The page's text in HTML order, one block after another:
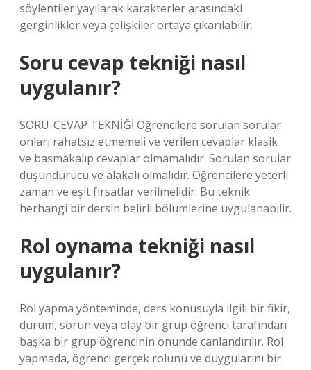
söylentiler yayılarak karakterler arasındaki
gerginlikler veya çelişkiler ortaya çıkarılabilir.
Soru cevap tekniği nasıl
uygulanır?
SORU-CEVAP TEKNİĞİ Öğrencilere sorulan sorular
onları rahatsız etmemeli ve verilen cevaplar klasik
ve basmakalıp cevaplar olmamalıdır. Sorulan sorular
düşündürücü ve alakalı olmalıdır. Öğrencilere yeterli
zaman ve eşit fırsatlar verilmelidir. Bu teknik
herhangi bir dersin belirli bölümlerine uygulanabilir.
Rol oynama tekniği nasıl
uygulanır?
Rol yapma yönteminde, ders konusuyla ilgili bir fikir,
durum, sorun veya olay bir grup öğrenci tarafından
başka bir grup öğrencinin önünde canlandırılır. Rol
yapmada, öğrenci gerçek rolünü ve duygularını bir